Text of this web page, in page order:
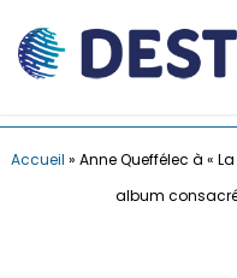
Accueil » Anne Queffélec à «
album